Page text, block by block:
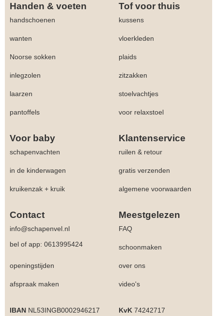
Handen & voeten Tof voor thuis
handschoenen kussens
wanten vloerkleden
Noorse sokken plaids
inlegzolen zitzakken
laarzen stoelvachtjes
pantoffels voor relaxstoel
Voor baby Klantenservice
schapenvachten ruilen & retour
in de kinderwagen gratis verzenden
kruikenzak + kruik algemene voorwaarden
Contact Meestgelezen
info@schapenvel.nl
FAQ
bel of app: 0613995424
schoonmaken
openingstijden over ons
afspraak maken video's
IBAN NL53INGB0002946217 KvK 74242717